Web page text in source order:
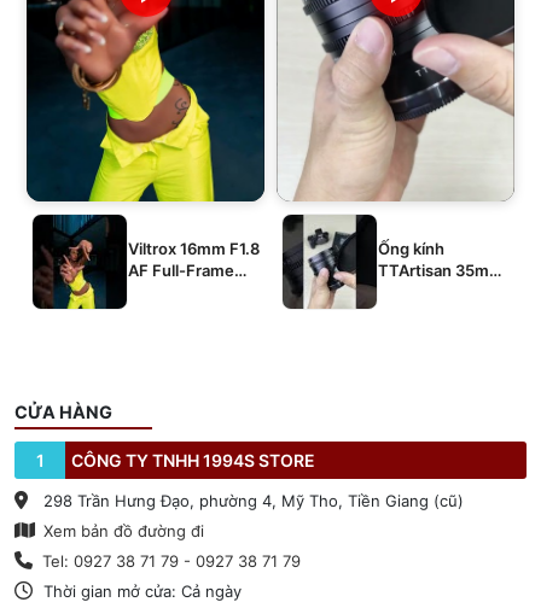
Viltrox 16mm F1.8
AF Full-Frame
Ống kính
TTArtisan 35mm
CỬA HÀNG
1 CÔNG TY TNHH 1994S STORE
298 Trần Hưng Đạo, phường 4, Mỹ Tho, Tiền Giang (cũ)
Xem bản đồ đường đi
Tel: 0927 38 71 79 - 0927 38 71 79
Thời gian mở cửa: Cả ngày